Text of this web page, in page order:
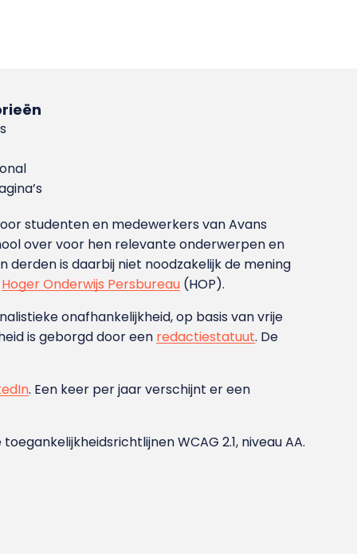
studenten en medewerkers van Avans
over voor hen relevante onderwerpen en
is daarbij niet noodzakelijk de mening
Hoger Onderwijs Persbureau (HOP).
onafhankelijkheid, op basis van vrije
is geborgd door een redactiestatuut. De
. Een keer per jaar verschijnt er een
WCAG 2.1, niveau AA.